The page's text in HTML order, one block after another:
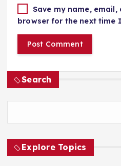
Save my name,
browser for the next time
Search
Explore Topics